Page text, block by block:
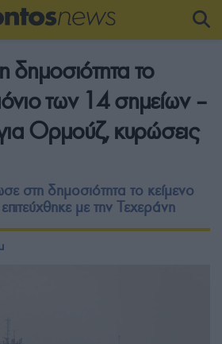
δημοσιότητα το
των 14 σημείων –
Ορμούζ, κυρώσεις
στη δημοσιότητα το κείμενο
με την Τεχεράνη